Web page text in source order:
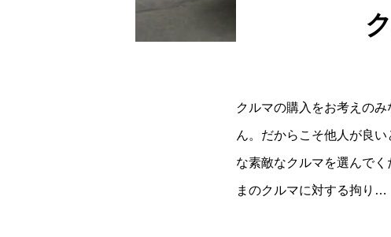
クルマの購入をお考えの
ん。だからこそ他人が良
な素敵なクルマを選んで
まのクルマに対する拘り…